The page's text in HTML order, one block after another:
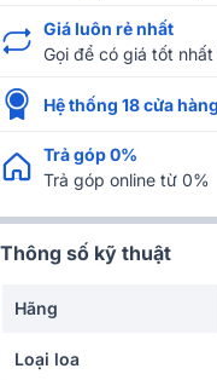
Giá luôn rẻ nhất
Gọi để có giá tốt
Hệ thống 18 cửa
Trả góp 0%
Trả góp online từ 0%
Thông số kỹ thuật
Hãng
Loại loa